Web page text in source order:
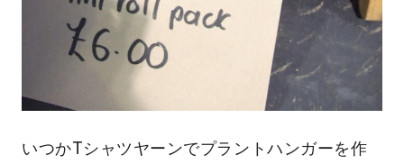
いつかTシャツヤーンでプラントハンガーを作